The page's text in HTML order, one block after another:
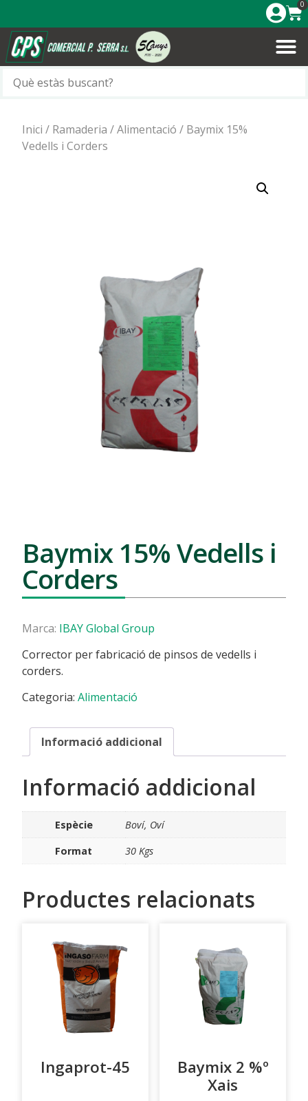
0
Inici / Ramaderia /Alimentació / Baymix 15%
Vedells i Corders
Baymix 15% Vedells i
Corders
Marca: IBAY Global Group
Corrector per fabricació de pinsos de vedells i
corders.
Categoria: Alimentació
Informació addicional
Informació addicional
Espècie
Boví, Oví
Format
30 Kgs
Productes relacionats
Ingaprot-45
Baymix 2 %º
Xais